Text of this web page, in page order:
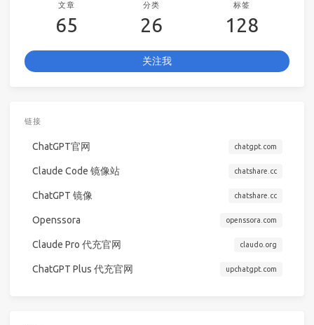
文章
65
分类
26
标签
128
关注我
链接
ChatGPT官网 chatgpt.com
Claude Code 镜像站 chatshare.cc
ChatGPT 镜像 chatshare.cc
Openssora openssora.com
Claude Pro 代充官网 claudo.org
ChatGPT Plus 代充官网 upchatgpt.com